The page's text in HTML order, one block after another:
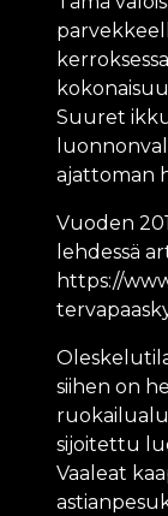
Suuret
ajattoman
Vuoden
lehdessä
https://
siihen on
sijoitettu
Vaaleat